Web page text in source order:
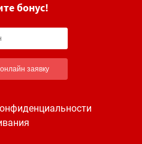
бонус!
заявку